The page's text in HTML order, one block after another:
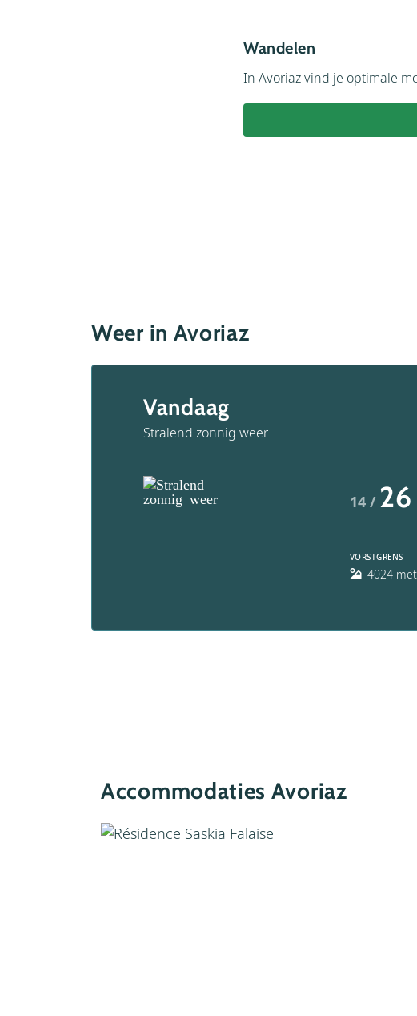
Wandelen
In Avoriaz vind je optimale
Weer in Avoriaz
Vandaag
Stralend zonnig weer
14 / 26
VORSTGRENS
4024
Accommodaties Avoriaz